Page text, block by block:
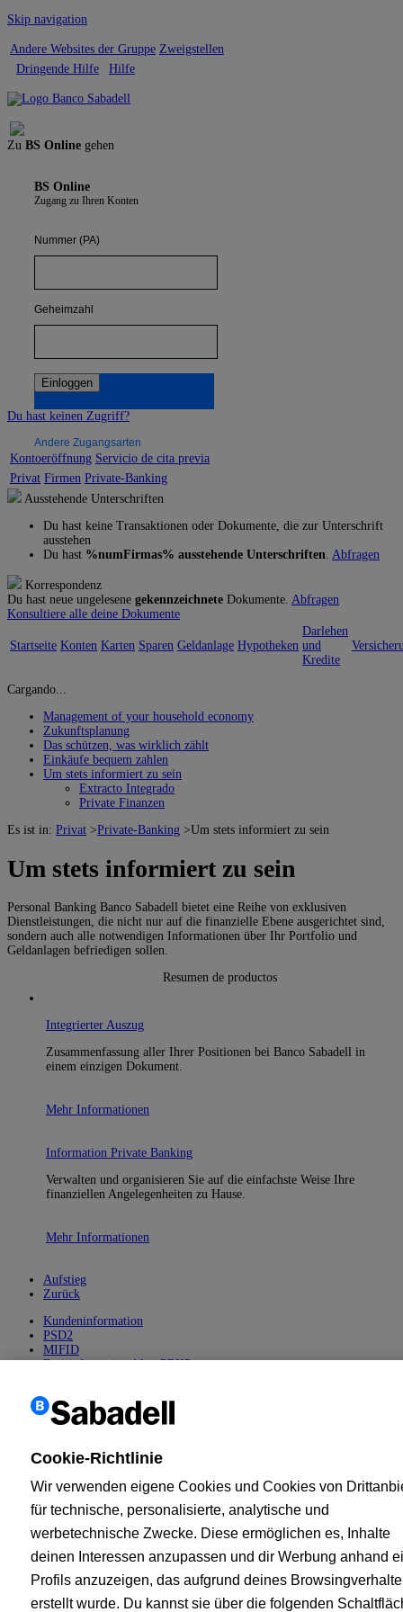
Skip navigation
Andere Websites der Gruppe Zweigstellen
Dringende Hilfe
Hilfe
Zu BS Online gehen
BS Online
Zugang zu Ihren Konten
Nummer (PA)
Geheimzahl
Du hast keinen Zugriff?
Andere Zugangsarten
Kontoeröffnung Servicio de cita previa
Privat Firmen Private-Banking
Ausstehende Unterschriften
Du hast keine Transaktionen oder Dokumente, die zur Unterschrift
ausstehen
Du hast %numFirmas% ausstehende Unterschriften. Abfragen
Korrespondenz
Du hast neue ungelesene gekennzeichnete Dokumente. Abfragen
Konsultiere alle deine Dokumente
Startseite Konten Karten Sparen Geldanlage Hypotheken
Darlehen
und
Kredite
Cargando...
Management of your household economy
Zukunftsplanung
Das schützen, was wirklich zählt
Einkäufe bequem zahlen
Um stets informiert zu sein
Extracto Integrado
Private Finanzen
Es ist in: Privat >Private-Banking >Um stets informiert zu sein
Um stets informiert zu sein
Personal Banking Banco Sabadell bietet eine Reihe von exklusiven
Dienstleistungen, die nicht nur auf die finanzielle Ebene ausgerichtet sind,
sondern auch alle notwendigen Informationen über Ihr Portfolio und
Geldanlagen befriedigen sollen.
Resumen de productos
Integrierter Auszug
Zusammenfassung aller Ihrer Positionen bei Banco Sabadell in
einem einzigen Dokument.
Mehr Informationen
Information Private Banking
Verwalten und organisieren Sie auf die einfachste Weise Ihre
finanziellen Angelegenheiten zu Hause.
Mehr Informationen
Aufstieg
Zurück
Kundeninformation
PSD2
MIFID
Basisinformationsblatt PRIIPs
Sicherheit
Kundendienst - Beschwerdedienst
Eingetragen ins Handelsregister von Barcelona, Band/I.R.U.S.
Banco de Sabadell unterliegt als Kreditinstitut der Aufsicht durch die
spanische Zentralbank (Banco de España) und ist eingetragen im
Sonderverwaltungsregister unter der Nummer 0081.
Wenn Sie Fragen haben, können Sie uns jederzeitkontaktieren . Banco de
Sabadell, S.A.,2026. Alle Rechte vorbehalten.
Cookie-Richtlinie
Wir verwenden eigene Cookies und Cookies von
für technische, personalisierte, analytische und
werbetechnische Zwecke. Diese ermöglichen es, Inhalte
deinen Interessen anzupassen und dir Werbung anhand
Profils anzuzeigen, das aufgrund deines
erstellt wurde. Du kannst sie über die folgenden